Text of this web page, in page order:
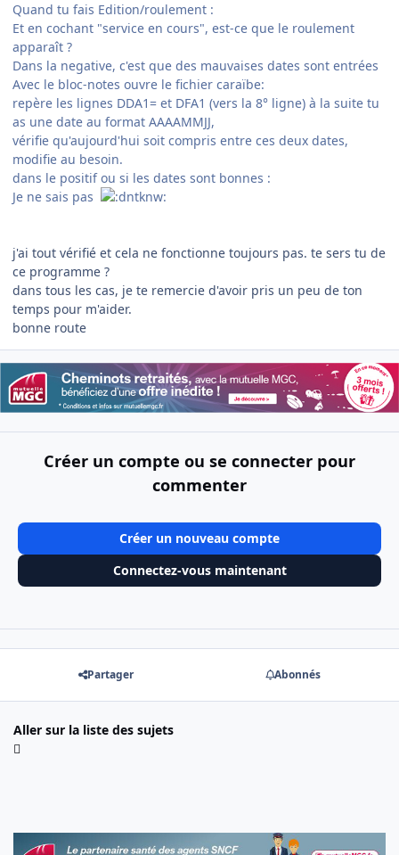
Quand tu fais Edition/roulement :
Et en cochant "service en cours", est-ce que le roulement
apparaît ?
Dans la negative, c'est que des mauvaises dates sont entrées
Avec le bloc-notes ouvre le fichier caraïbe:
repère les lignes DDA1= et DFA1 (vers la 8° ligne) à la suite tu
as une date au format AAAAMMJJ,
vérifie qu'aujourd'hui soit compris entre ces deux dates,
modifie au besoin.
dans le positif ou si les dates sont bonnes :
Je ne sais pas
j'ai tout vérifié et cela ne fonctionne toujours pas. te sers tu de
ce programme ?
dans tous les cas, je te remercie d'avoir pris un peu de ton
temps pour m'aider.
bonne route
Créer un compte ou se connecter pour
commenter
Créer un nouveau compte
Connectez-vous maintenant
Partager Abonnés
Aller sur la liste des sujets